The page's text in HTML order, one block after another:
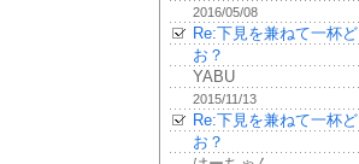
2016/05/08
Re:下見を兼ねて一杯ど
お？
YABU
2015/11/13
Re:下見を兼ねて一杯ど
お？